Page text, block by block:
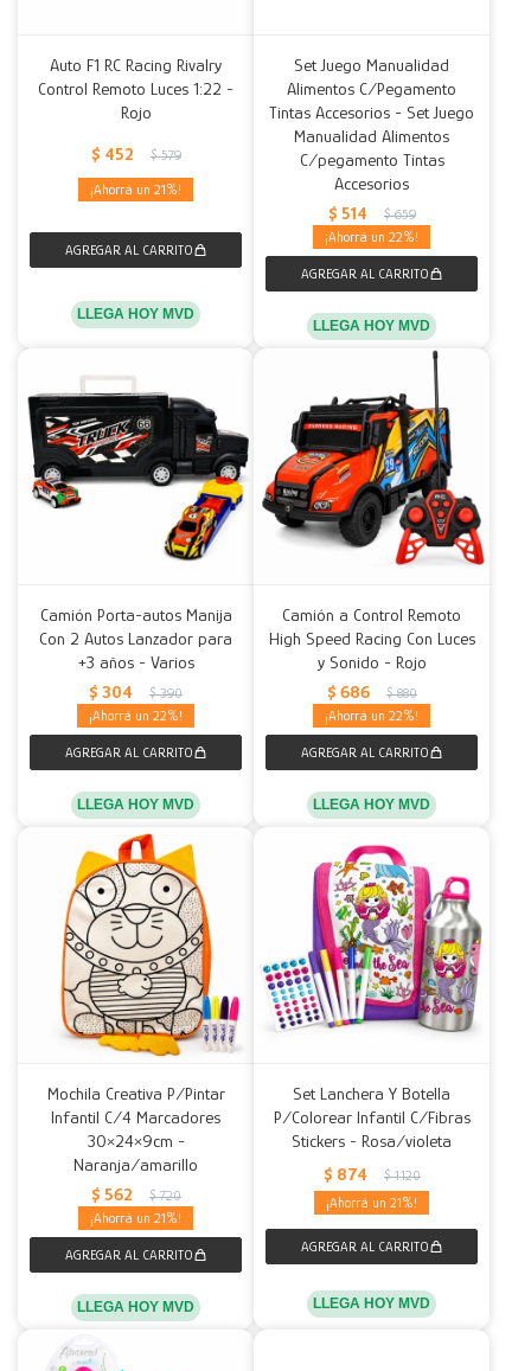
Auto F1 RC Racing Rivalry
Control Remoto Luces 1:22 -
Rojo
$ 452 $ 579
21
LLEGA HOY MVD
Set Juego Manualidad
Alimentos C/Pegamento
Tintas Accesorios - Set Juego
Manualidad Alimentos
C/pegamento Tintas
Accesorios
$ 514 $ 659
22
LLEGA HOY MVD
Camión Porta-autos Manija
Con 2 Autos Lanzador para
+3 años - Varios
$ 304 $ 390
22
LLEGA HOY MVD
Camión a Control Remoto
High Speed Racing Con Luces
y Sonido - Rojo
$ 686 $ 880
22
LLEGA HOY MVD
Mochila Creativa P/Pintar
Infantil C/4 Marcadores
30×24×9cm -
Naranja/amarillo
$ 562 $ 720
21
LLEGA HOY MVD
Set Lanchera Y Botella
P/Colorear Infantil C/Fibras
Stickers - Rosa/violeta
$ 874 $ 1.120
21
LLEGA HOY MVD